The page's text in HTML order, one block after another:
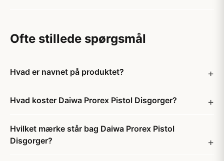
Ofte stillede spørgsmål
Hvad er navnet på produktet?
Hvad koster Daiwa Prorex Pistol Disgorger?
Hvilket mærke står bag Daiwa Prorex Pistol
Disgorger?